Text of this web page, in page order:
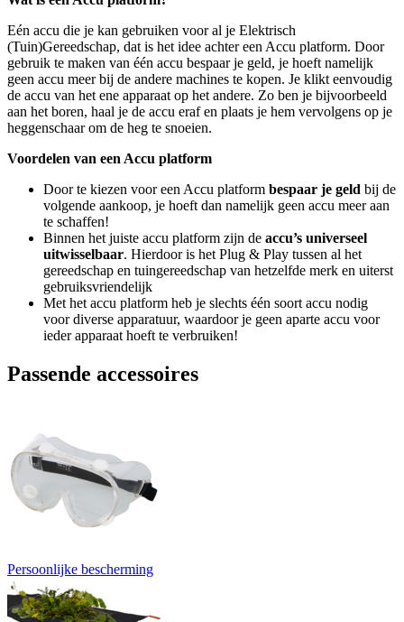
Eén accu die je kan gebruiken voor al je Elektrisch
(Tuin)Gereedschap, dat is het idee achter een Accu platform. Door
gebruik te maken van één accu bespaar je geld, je hoeft namelijk
geen accu meer bij de andere machines te kopen. Je klikt eenvoudig
de accu van het ene apparaat op het andere. Zo ben je bijvoorbeeld
aan het boren, haal je de accu eraf en plaats je hem vervolgens op je
heggenschaar om de heg te snoeien.
Voordelen van een Accu platform
Door te kiezen voor een Accu platform bespaar je geld bij de
volgende aankoop, je hoeft dan namelijk geen accu meer aan
te schaffen!
Binnen het juiste accu platform zijn de accu’s universeel
uitwisselbaar. Hierdoor is het Plug & Play tussen al het
gereedschap en tuingereedschap van hetzelfde merk en uiterst
gebruiksvriendelijk
Met het accu platform heb je slechts één soort accu nodig
voor diverse apparatuur, waardoor je geen aparte accu voor
ieder apparaat hoeft te verbruiken!
Passende accessoires
Persoonlijke bescherming